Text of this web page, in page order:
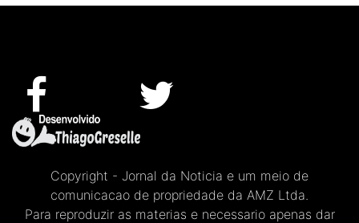
Copyright - Jornal da Noticia e um meio de
comunicacao de propriedade da AMZ Ltda.
Para reproduzir as materias e necessario apenas dar